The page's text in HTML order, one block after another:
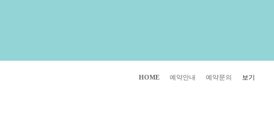
HOME 예약안내 예약문의 보기